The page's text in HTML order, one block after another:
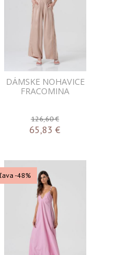
DÁMSKE NOHAVICE
FRACOMINA
126,60 €
65,83 €
-48%